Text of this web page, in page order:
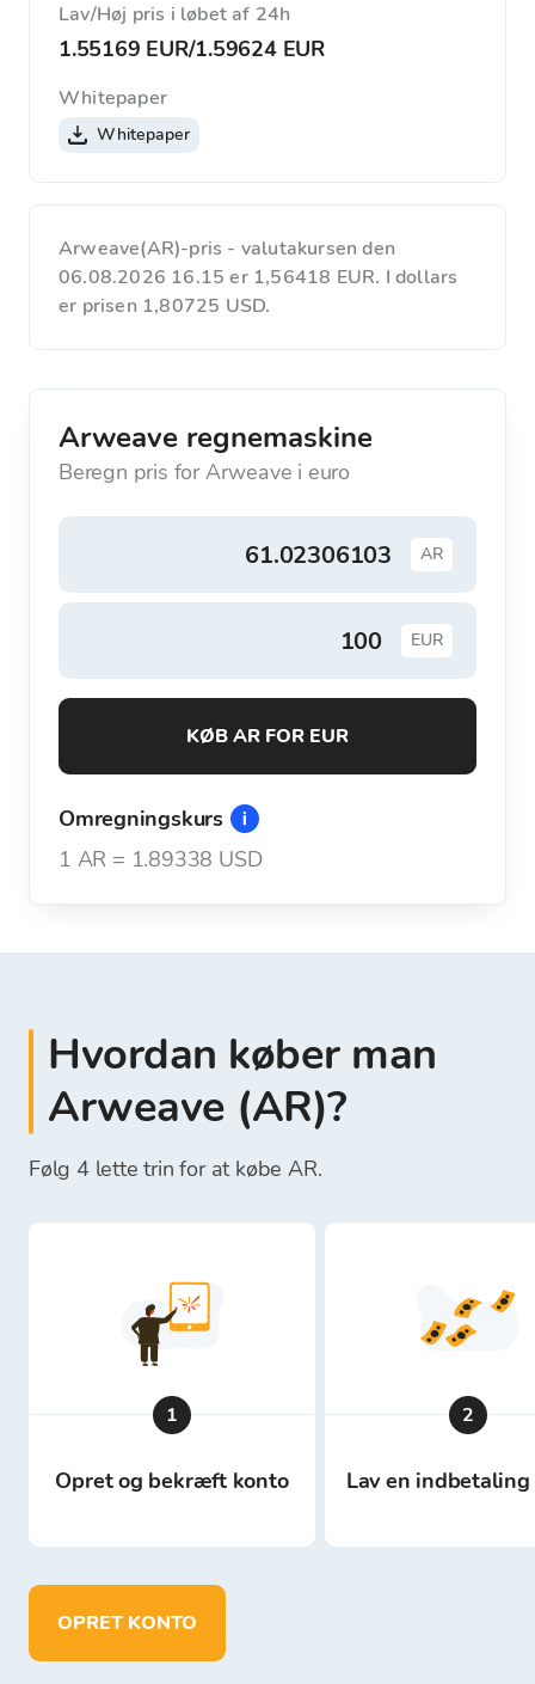
Lav/Høj pris i løbet af 24h
1.55169 EUR/1.59624 EUR
Whitepaper
Whitepaper
Arweave(AR)-pris - valutakursen den
06.08.2026 16.15 er 1,56418 EUR. I dollars
er prisen 1,80725 USD.
Arweave regnemaskine
Beregn pris for Arweave i euro
AR
EUR
KØB AR FOR EUR
Omregningskurs
1 AR = 1.89338 USD
Hvordan køber man
Arweave (AR)?
Følg 4 lette trin for at købe AR.
1
Opret og bekræft konto
2
Lav en indbetaling
OPRET KONTO